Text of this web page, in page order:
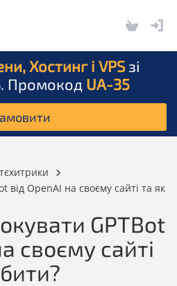
Хостинг і VPS зі
. Промокод UA-35
від OpenAI на своєму сайті та як
GPTBot
своєму сайті